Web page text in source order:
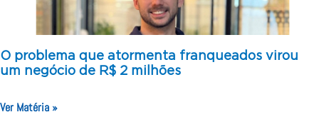
O problema que atormenta franqueados virou
um negócio de R$ 2 milhões
Ver Matéria »